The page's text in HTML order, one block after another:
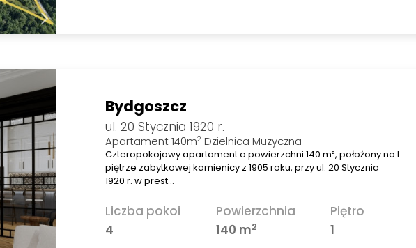
Bydgoszcz
ul. 20 Stycznia 1920 r.
Apartament 140m2 Dzielnica Muzyczna
Czteropokojowy apartament o powierzchni 140 m², położony na I
piętrze zabytkowej kamienicy z 1905 roku, przy ul. 20 Stycznia
1920 r. w prest…
Liczba pokoi
4
Powierzchnia
140 m2
Piętro
1